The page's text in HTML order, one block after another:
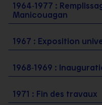
1964‑1977 :
Manicouagan
1967 : Exposition
1968‑1969 :
1971 : Fin des travaux